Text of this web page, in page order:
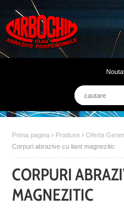
Prima pagina › Produse › Oferta
Corpuri abrazive cu liant magnezitic
CORPURI
MAGNEZITIC